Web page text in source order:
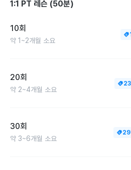
• 라이프스타일 맞춤 :
을 구성합니다.
✨ "오랜 경험으로 증명된 노하우를 아낌
다. 운동을 한 번도 해보지 않은 분들도
1:1 PT 레슨 (50분)
10회
약 1~2개월 소요
20회
약 2~4개월 소요
30회
약 3~6개월 소요